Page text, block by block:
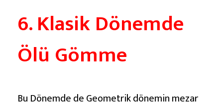
6. Klasik Dönemde
Ölü Gömme
Bu Dönemde de Geometrik dönemin mezar